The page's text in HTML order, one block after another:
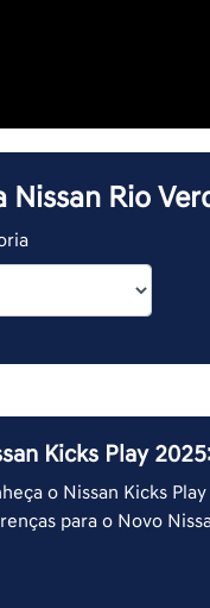
Nissan Rio
Kicks Play
o Nissan Kicks
para o Novo